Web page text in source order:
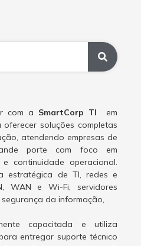
com a SmartCorp TI em
oferecer soluções completas
atendendo empresas de
porte com foco em
continuidade operacional.
estratégica de TI, redes e
WAN e Wi-Fi, servidores
da informação,
capacitada e utiliza
entregar suporte técnico